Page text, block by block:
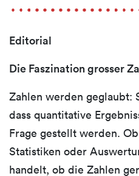
Editorial
Die Faszinationgrosser
Zahlen werden geglaubt:
dass quantitative
Frage gestellt werden.
Statistiken oder
handelt, ob die Zahlen